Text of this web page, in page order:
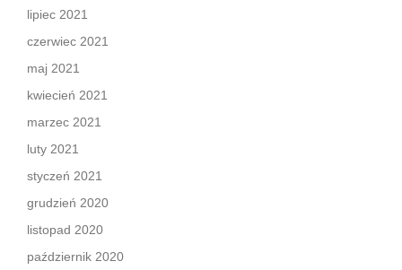
lipiec 2021
czerwiec 2021
maj 2021
kwiecień 2021
marzec 2021
luty 2021
styczeń 2021
grudzień 2020
listopad 2020
październik 2020